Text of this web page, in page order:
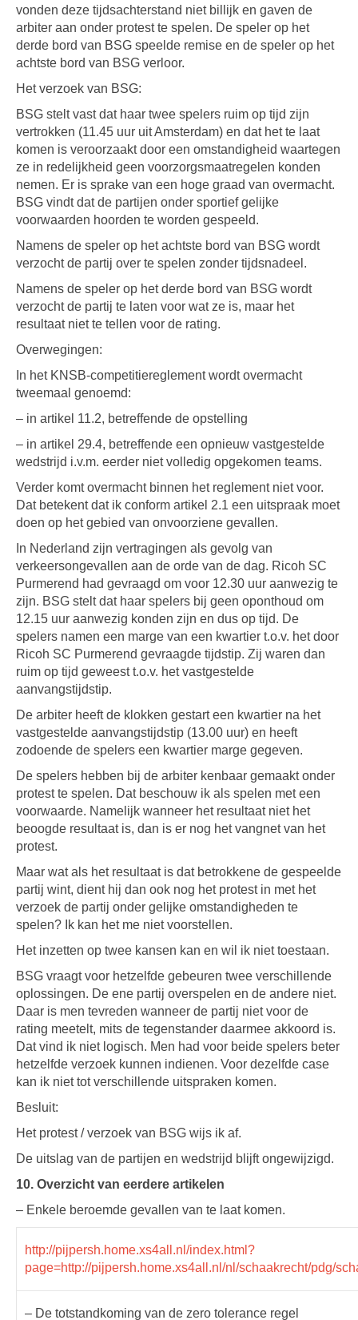
vonden deze tijdsachterstand niet billijk en gaven de
arbiter aan onder protest te spelen. De speler op het
derde bord van BSG speelde remise en de speler op het
achtste bord van BSG verloor.
Het verzoek van BSG:
BSG stelt vast dat haar twee spelers ruim op tijd zijn
vertrokken (11.45 uur uit Amsterdam) en dat het te laat
komen is veroorzaakt door een omstandigheid waartegen
ze in redelijkheid geen voorzorgsmaatregelen konden
nemen. Er is sprake van een hoge graad van overmacht.
BSG vindt dat de partijen onder sportief gelijke
voorwaarden hoorden te worden gespeeld.
Namens de speler op het achtste bord van BSG wordt
verzocht de partij over te spelen zonder tijdsnadeel.
Namens de speler op het derde bord van BSG wordt
verzocht de partij te laten voor wat ze is, maar het
resultaat niet te tellen voor de rating.
Overwegingen:
In het KNSB-competitiereglement wordt overmacht
tweemaal genoemd:
– in artikel 11.2, betreffende de opstelling
– in artikel 29.4, betreffende een opnieuw vastgestelde
wedstrijd i.v.m. eerder niet volledig opgekomen teams.
Verder komt overmacht binnen het reglement niet voor.
Dat betekent dat ik conform artikel 2.1 een uitspraak moet
doen op het gebied van onvoorziene gevallen.
In Nederland zijn vertragingen als gevolg van
verkeersongevallen aan de orde van de dag. Ricoh SC
Purmerend had gevraagd om voor 12.30 uur aanwezig te
zijn. BSG stelt dat haar spelers bij geen oponthoud om
12.15 uur aanwezig konden zijn en dus op tijd. De
spelers namen een marge van een kwartier t.o.v. het door
Ricoh SC Purmerend gevraagde tijdstip. Zij waren dan
ruim op tijd geweest t.o.v. het vastgestelde
aanvangstijdstip.
De arbiter heeft de klokken gestart een kwartier na het
vastgestelde aanvangstijdstip (13.00 uur) en heeft
zodoende de spelers een kwartier marge gegeven.
De spelers hebben bij de arbiter kenbaar gemaakt onder
protest te spelen. Dat beschouw ik als spelen met een
voorwaarde. Namelijk wanneer het resultaat niet het
beoogde resultaat is, dan is er nog het vangnet van het
protest.
Maar wat als het resultaat is dat betrokkene de gespeelde
partij wint, dient hij dan ook nog het protest in met het
verzoek de partij onder gelijke omstandigheden te
spelen? Ik kan het me niet voorstellen.
Het inzetten op twee kansen kan en wil ik niet toestaan.
BSG vraagt voor hetzelfde gebeuren twee verschillende
oplossingen. De ene partij overspelen en de andere niet.
Daar is men tevreden wanneer de partij niet voor de
rating meetelt, mits de tegenstander daarmee akkoord is.
Dat vind ik niet logisch. Men had voor beide spelers beter
hetzelfde verzoek kunnen indienen. Voor dezelfde case
kan ik niet tot verschillende uitspraken komen.
Besluit:
Het protest / verzoek van BSG wijs ik af.
De uitslag van de partijen en wedstrijd blijft ongewijzigd.
10. Overzicht van eerdere artikelen
– Enkele beroemde gevallen van te laat komen.
http://pijpersh.home.xs4all.nl/index.html?
page=http://pijpersh.home.xs4all.nl/nl/schaakrecht/pdg/
– De totstandkoming van de zero tolerance regel